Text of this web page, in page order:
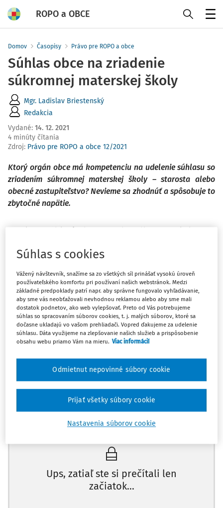
ROPO a OBCE
Domov Časopisy Právo pre ROPO a obce
Súhlas obce na zriadenie
súkromnej materskej školy
Mgr. Ladislav Briestenský
Redakcia
Vydané: 14. 12. 2021
4 minúty čítania
Zdroj: Právo pre ROPO a obce 12/2021
Ktorý orgán obce má kompetenciu na udelenie súhlasu so
zriadením súkromnej materskej školy – starosta alebo
obecné zastupiteľstvo? Nevieme sa zhodnúť a spôsobuje to
zbytočné napätie.
Hranica medzi pôsobnosťou obecného zastupiteľstva a
Zb.o obecnom zriadení v z. n. p. (ďalej len "
súvislosti s rozličným vnímaním tejto hranice veľmi často k
nedorozumeniam, ktoré spravidla vyústia do porúch
komunikácie a spolupráce medzi volenými orgánmi
miestnej samosprávy.
Z formálnoprávneho hľadiska možno dospieť k pomerne
Ups, zatiaľ ste si prečítali len
začiatok...
Súhlas s cookies
Vážený návštevník, snažíme sa zo všetkých síl prinášať vysokú úroveň
používateľského komfortu pri používaní našich webstránok. Medzi
základné predpoklady patrí napr. aby správne fungovalo vyhľadávanie,
aby sme vás neobťažovali nevhodnou reklamou alebo aby sme mali
dostatok podnetov, ako web vylepšovať. Preto od Vás potrebujeme
súhlas so spracovaním súborov cookies, t. j. malých súborov, ktoré sa
dočasne ukladajú vo vašom prehliadači. Vopred ďakujeme za udelenie
súhlasu. Dáta využijeme na zlepšovanie našich služieb a prispôsobenie
obsahu webu priamo Vám na mieru. Viac informácií
Nastavenia súborov cookie
Odmietnut nepovinné súbory cookie
Prijať všetky súbory cookie